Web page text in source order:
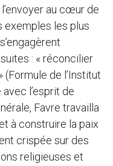
au cœur de
exemples les plus
: « réconcilier
de l’Institut
avec l’esprit de
Favre travailla
à construire la paix
crispée sur des
religieuses et